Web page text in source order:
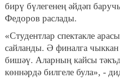
бирү бүлегенең әйдәп
Федоров раслады.
«Студентлар спектакле
сайланды. Ә финалга чыккан
бишәү. Аларның кайсы
көннәрдә билгеле була», -